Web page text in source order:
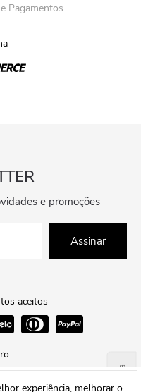
Pagamentos
e promoções
Assinar
aceitos
Ajuda
experiência, melhorar o